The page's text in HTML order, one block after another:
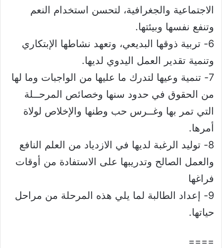
الاجتماعية والجغرافية، لتحسن استخدام النعم
وتنفع نفسها وبيئتها.
6- تربية ذوقها البديعي، وتعهد نشاطها الإبتكاري
وتنمية تقدير العمل اليدوي لديها.
7- تنمية وعيها لتدرك ما عليها من الواجبات وما لها
من الحقوق في حدود سنها وخصائص المرحــلة
التي تمر بها وغــرس حب وطنها والإخلاص لولاة
أمرها.
8- توليد الرغبة لديها في الازدياد من العلم النافع
والعمل الصالح وتدريبها على الاستفادة من أوقات
فراغها
9- إعداد الطالبة لما يلي هذه المرحلة من مراحل
حياتها.
====